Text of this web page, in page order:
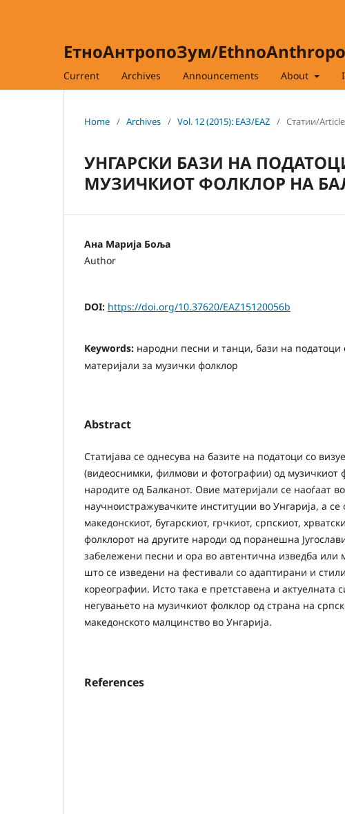
ЕтноАнтропоЗум/
Current Archives Announcements About
Home / Archives / Vol. 12 (2015): ЕАЗ/EAZ / Статии/
УНГАРСКИ БАЗИ НА
МУЗИЧКИОТ ФОЛКЛОР НА
Ана Марија Боља
Author
DOI: https://doi.org/10.37620/EAZ15120056b
Keywords: народни песни и танци, бази на податоци
материјали за музички фолклор
Abstract
Статијава се однесува на базите на податоци со
(видеоснимки, филмови и фотографии) од музичкиот
народите од Балканот. Овие материјали се наоѓаат
научноистражувачките институции во Унгарија, а се
македонскиот, бугарскиот, грчкиот, српскиот,
фолклорот на другите народи од поранешна
забележени песни и ора во автентична изведба или
што се изведени на фестивали со адаптирани и
кореографии. Исто така е претставена и актуелната
негувањето на музичкиот фолклор од страна на
македонското малцинство во Унгарија.
References